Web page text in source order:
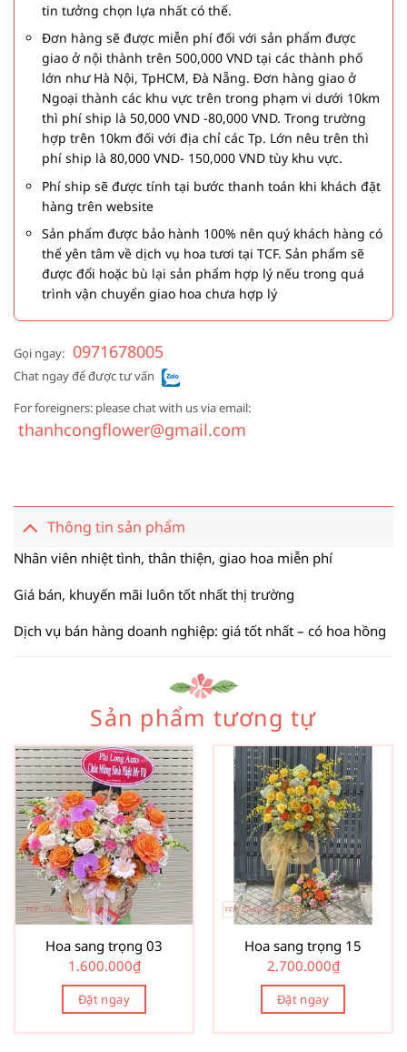
tin tưởng chọn lựa nhất có thể.
Đơn hàng sẽ được miễn phí đối với sản phẩm được
giao ở nội thành trên 500,000 VND tại các thành phố
lớn như Hà Nội, TpHCM, Đà Nẵng. Đơn hàng giao ở
Ngoại thành các khu vực trên trong phạm vi dưới 10km
thì phí ship là 50,000 VND -80,000 VND. Trong trường
hợp trên 10km đối với địa chỉ các Tp. Lớn nêu trên thì
phí ship là 80,000 VND- 150,000 VND tùy khu vực.
Phí ship sẽ được tính tại bước thanh toán khi khách đặt
hàng trên website
Sản phẩm được bảo hành 100% nên quý khách hàng có
thể yên tâm về dịch vụ hoa tươi tại TCF. Sản phẩm sẽ
được đổi hoặc bù lại sản phẩm hợp lý nếu trong quá
trình vận chuyển giao hoa chưa hợp lý
Gọi ngay: 0971678005
Chat ngay để được tư vấn
For foreigners: please chat with us via email:
thanhcongflower@gmail.com
Thông tin sản phẩm
Nhân viên nhiệt tình, thân thiện, giao hoa miễn phí
Giá bán, khuyến mãi luôn tốt nhất thị trường
Dịch vụ bán hàng doanh nghiệp: giá tốt nhất – có hoa hồng
Sản phẩm tương tự
Hoa sang trọng 03
1.600.000₫
Đặt ngay
Hoa sang trọng 15
2.700.000₫
Đặt ngay